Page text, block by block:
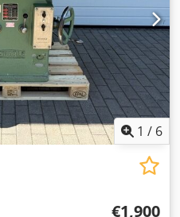
1 / 6
€1,900